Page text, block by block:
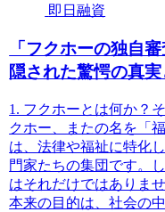
即日融資
「フクホーの独自
隠された驚愕の真実
1. フクホーとは何か？
クホー、またの名を「
は、法律や福祉に特化
門家たちの集団です。
はそれだけではありま
本来の目的は、社会の